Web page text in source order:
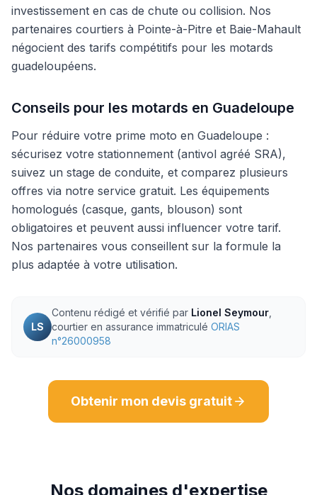
investissement en cas de chute ou collision. Nos
partenaires courtiers à Pointe-à-Pitre et Baie-Mahault
négocient des tarifs compétitifs pour les motards
guadeloupéens.
Conseils pour les motards en Guadeloupe
Pour réduire votre prime moto en Guadeloupe :
sécurisez votre stationnement (antivol agréé SRA),
suivez un stage de conduite, et comparez plusieurs
offres via notre service gratuit. Les équipements
homologués (casque, gants, blouson) sont
obligatoires et peuvent aussi influencer votre tarif.
Nos partenaires vous conseillent sur la formule la
plus adaptée à votre utilisation.
LS
Contenu rédigé et vérifié par Lionel Seymour
courtier en assurance immatriculé ORIAS
n°26000958
Obtenir mon devis gratuit
Nos domaines d'expertise